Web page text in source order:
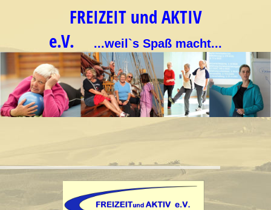
FREIZEIT und AKTIV
e.V.
...weil`s Spaß macht...